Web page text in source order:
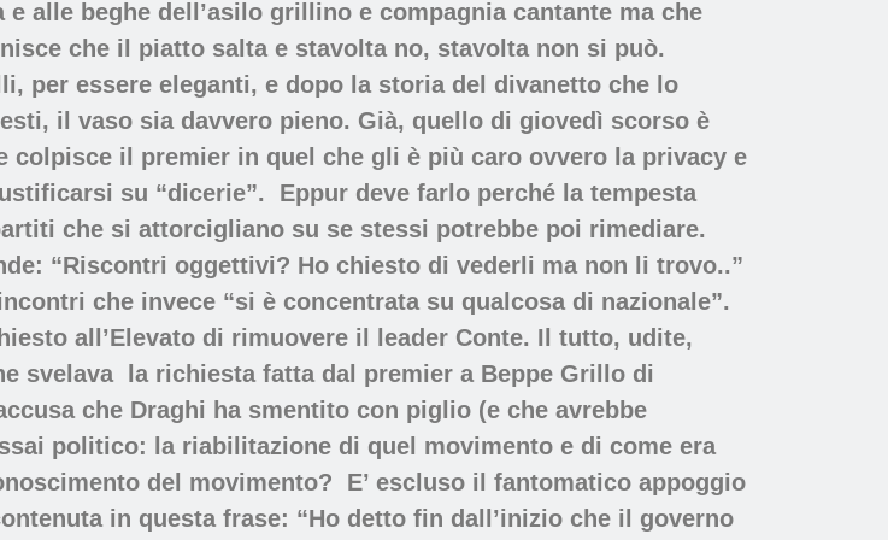
alle beghe dell’asilo grillino e compagnia cantante ma che
che il piatto salta e stavolta no, stavolta non si può.
per essere eleganti, e dopo la storia del divanetto che lo
il vaso sia davvero pieno. Già, quello di giovedì scorso è
il premier in quel che gli è più caro ovvero la privacy e
su “dicerie”.
Eppur deve farlo perché la tempesta
che si attorcigliano su se stessi potrebbe poi rimediare.
“Riscontri oggettivi? Ho chiesto di vederli ma non li trovo..”
che invece “si è concentrata su qualcosa di nazionale”.
all’Elevato di rimuovere il leader Conte. Il tutto, udite,
svelava
la richiesta fatta dal premier a Beppe Grillo di
che Draghi ha smentito con piglio (e che avrebbe
politico: la riabilitazione di quel movimento e di come era
del movimento?
E’ escluso il fantomatico appoggio
in questa frase: “Ho detto fin dall’inizio che il governo